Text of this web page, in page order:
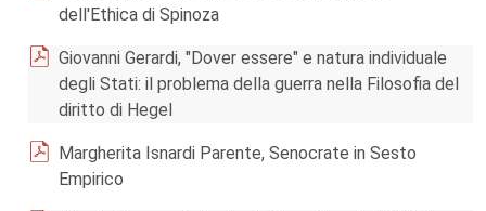
dell'Ethica di Spinoza
Giovanni Gerardi, "Dover essere" e natura individuale
degli Stati: il problema della guerra nella Filosofia del
diritto di Hegel
Margherita Isnardi Parente, Senocrate in Sesto
Empirico